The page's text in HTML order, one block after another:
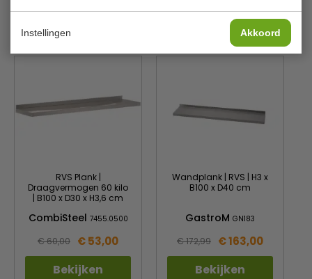
Instellingen Akkoord
Is dit iets voor jou?
RVS Plank |
Draagvermogen 60 kilo
| B100 x D30 x H3,6 cm
CombiSteel 7455.0500
€ 60,00 € 53,00
Bekijken
Wandplank | RVS | H3 x
B100 x D40 cm
GastroM GN183
€ 172,99 € 163,00
Bekijken